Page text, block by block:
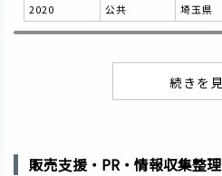
2020
公共 埼玉県
販売支援・PR・情報収集整理